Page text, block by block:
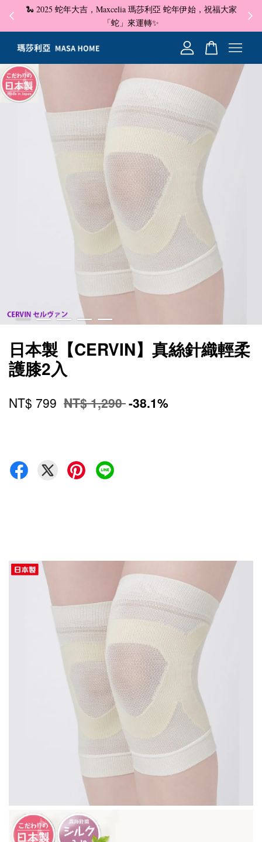
🐍 2025 蛇年大吉，Maxcelia 瑪莎利亞 蛇年伊始，祝福大家
「蛇」來運轉✨
✦
日本製【CERVIN】真絲針織輕柔
護膝2入
NT$ 799 NT$ 1,290-38.1%
您的購物車目前還是空的。
繼續購物